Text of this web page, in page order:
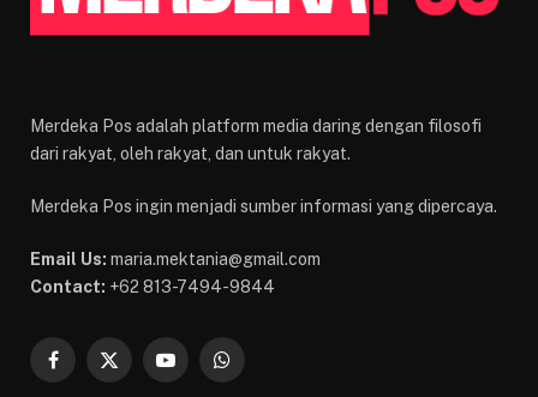
Merdeka Pos adalah platform media daring dengan filosofi
dari rakyat, oleh rakyat, dan untuk rakyat.
Merdeka Pos ingin menjadi sumber informasi yang dipercaya.
Email Us: maria.mektania@gmail.com
Contact: +62 813-7494-9844
Facebook
X
YouTubeWhatsApp